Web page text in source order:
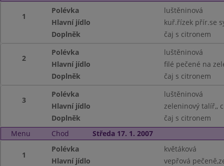
1
Polévka
luštěninová
Hlavní jídlo
kuř.řízek přír.se
Doplněk
čaj s citronem
2
Polévka
luštěninová
Hlavní jídlo
filé pečené na
Doplněk
čaj s citronem
3
Polévka
luštěninová
Hlavní jídlo
zeleninový talíř,,
Doplněk
čaj s citronem
Menu
Chod Středa 17. 1. 2007
1
Polévka
květáková
Hlavní jídlo
vepřová